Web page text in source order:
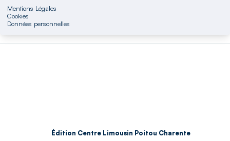
Mentions Légales
Cookies
Données personnelles
Édition Centre Limousin Poitou Charente